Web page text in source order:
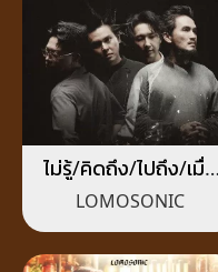
ไม่รู้/คิดถึง/ไปถึง/เมื่อ
ไหร่ (GAME OVER)
LOMOSONIC